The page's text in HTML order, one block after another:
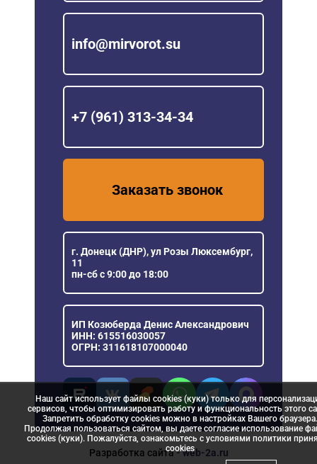
info@mirvorot.su
+7 (961) 313-34-34
Заказать звонок
г. Донецк (ДНР), ул Розы Люксембург,
11
пн-сб с 9:00 до 18:00
ИП Козюберда Денис Александрович
ИНН: 615516030057
ОГРН: 311618107000040
Разработка сайта- web-2a.ru
Наш сайт использует файлы cookies (куки) только для
сервисов, чтобы оптимизировать работу и функциональность этого
Запретить обработку cookies можно в настройках Вашего браузера.
Продолжая пользоваться сайтом, вы даете согласие использование
cookies (куки). Пожалуйста, ознакомьтесь с условиями политики
сookies